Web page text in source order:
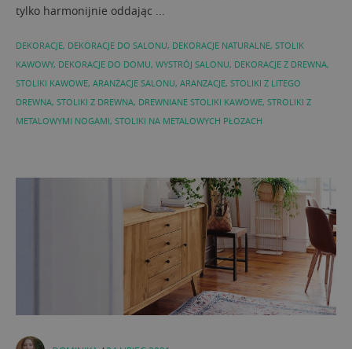
tylko harmonijnie oddając ...
DEKORACJE, DEKORACJE DO SALONU, DEKORACJE NATURALNE, STOLIK
KAWOWY, DEKORACJE DO DOMU, WYSTRÓJ SALONU, DEKORACJE Z DREWNA,
STOLIKI KAWOWE, ARANŻACJE SALONU, ARANZACJE, STOLIKI Z LITEGO
DREWNA, STOLIKI Z DREWNA, DREWNIANE STOLIKI KAWOWE, STROLIKI Z
METALOWYMI NOGAMI, STOLIKI NA METALOWYCH PŁOZACH